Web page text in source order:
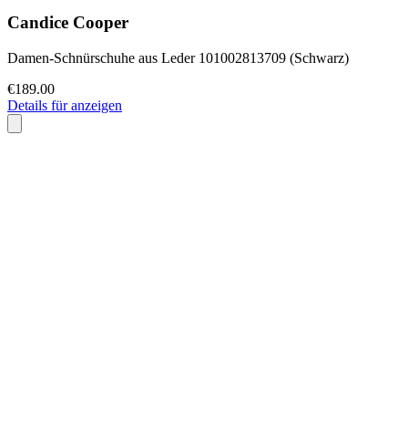
Candice Cooper
Damen-Schnürschuhe aus Leder 101002813709 (Schwarz)
€189.00
Details für anzeigen